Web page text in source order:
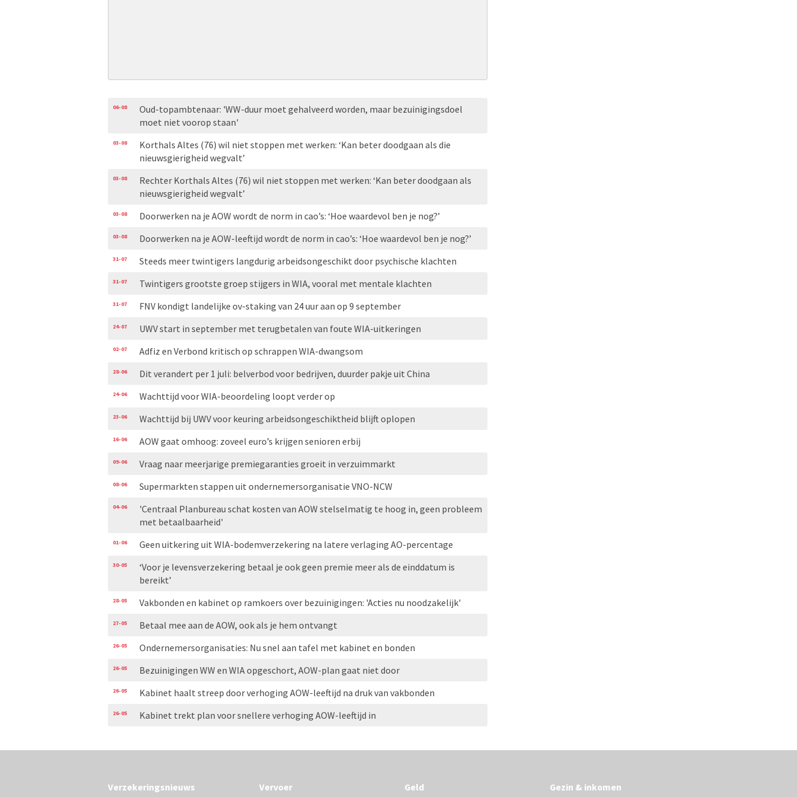
06-08
Oud-topambtenaar: 'WW-duur moet gehalveerd worden, maar bezuinigingsdoel
moet niet voorop staan'
03-08
Korthals Altes (76) wil niet stoppen met werken: ‘Kan beter doodgaan als die
nieuwsgierigheid wegvalt’
03-08
Rechter Korthals Altes (76) wil niet stoppen met werken: ‘Kan beter doodgaan als
nieuwsgierigheid wegvalt’
03-08 Doorwerken na je AOW wordt de norm in cao’s: ‘Hoe waardevol ben je nog?’
03-08 Doorwerken na je AOW-leeftijd wordt de norm in cao’s: ‘Hoe waardevol ben je nog?’
31-07 Steeds meer twintigers langdurig arbeidsongeschikt door psychische klachten
31-07 Twintigers grootste groep stijgers in WIA, vooral met mentale klachten
31-07 FNV kondigt landelijke ov-staking van 24 uur aan op 9 september
24-07 UWV start in september met terugbetalen van foute WIA-uitkeringen
02-07 Adfiz en Verbond kritisch op schrappen WIA-dwangsom
28-06 Dit verandert per 1 juli: belverbod voor bedrijven, duurder pakje uit China
24-06 Wachttijd voor WIA-beoordeling loopt verder op
23-06 Wachttijd bij UWV voor keuring arbeidsongeschiktheid blijft oplopen
16-06 AOW gaat omhoog: zoveel euro’s krijgen senioren erbij
09-06 Vraag naar meerjarige premiegaranties groeit in verzuimmarkt
08-06 Supermarkten stappen uit ondernemersorganisatie VNO-NCW
04-06
'Centraal Planbureau schat kosten van AOW stelselmatig te hoog in, geen probleem
met betaalbaarheid'
01-06 Geen uitkering uit WIA-bodemverzekering na latere verlaging AO-percentage
30-05
‘Voor je levensverzekering betaal je ook geen premie meer als de einddatum is
bereikt’
28-05 Vakbonden en kabinet op ramkoers over bezuinigingen: 'Acties nu noodzakelijk'
27-05 Betaal mee aan de AOW, ook als je hem ontvangt
26-05 Ondernemersorganisaties: Nu snel aan tafel met kabinet en bonden
26-05 Bezuinigingen WW en WIA opgeschort, AOW-plan gaat niet door
26-05 Kabinet haalt streep door verhoging AOW-leeftijd na druk van vakbonden
26-05 Kabinet trekt plan voor snellere verhoging AOW-leeftijd in
Verzekeringsnieuws Vervoer Geld Gezin & inkomen